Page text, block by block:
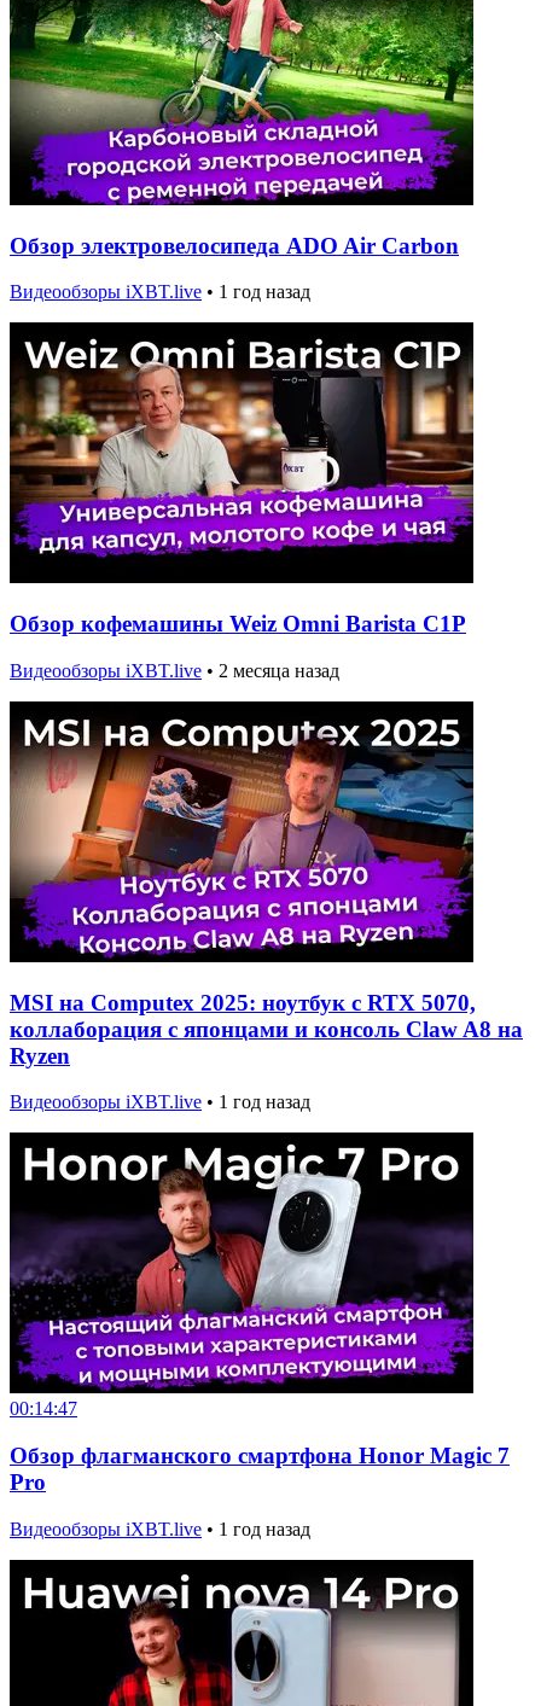
Обзор электровелосипеда ADO Air Carbon
Видеообзоры iXBT.live • 1 год назад
Обзор кофемашины Weiz Omni Barista C1P
Видеообзоры iXBT.live • 2 месяца назад
MSI на Computex 2025: ноутбук с RTX 5070,
коллаборация с японцами и консоль Claw A8 на
Ryzen
Видеообзоры iXBT.live • 1 год назад
00:14:47
Обзор флагманского смартфона Honor Magic 7
Pro
Видеообзоры iXBT.live • 1 год назад